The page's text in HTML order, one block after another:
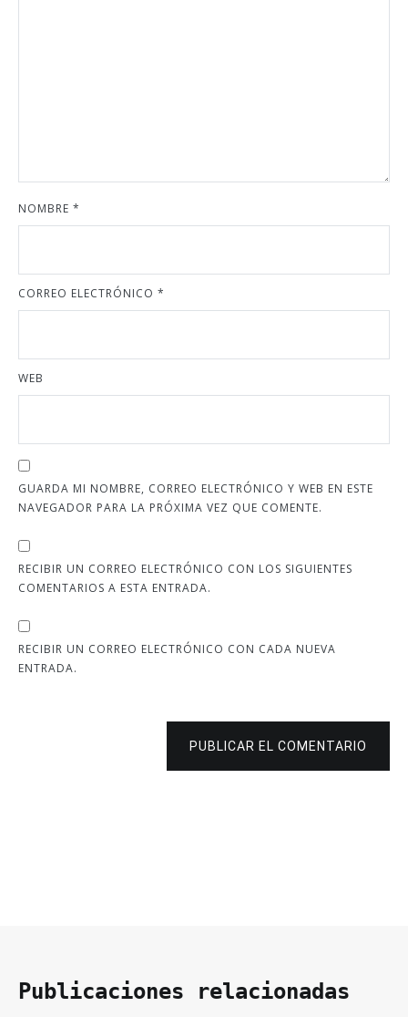
NOMBRE *
CORREO ELECTRÓNICO *
WEB
GUARDA MI NOMBRE, CORREO ELECTRÓNICO Y WEB EN ESTE
NAVEGADOR PARA LA PRÓXIMA VEZ QUE COMENTE.
RECIBIR UN CORREO ELECTRÓNICO CON LOS SIGUIENTES
COMENTARIOS A ESTA ENTRADA.
RECIBIR UN CORREO ELECTRÓNICO CON CADA NUEVA
ENTRADA.
PUBLICAR EL COMENTARIO
Publicaciones relacionadas